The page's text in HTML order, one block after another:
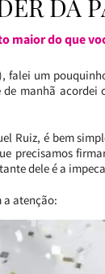
DA
maior do que
falei um
de manhã acordei
Ruiz, é bem
precisamos
dele é a
a atenção: